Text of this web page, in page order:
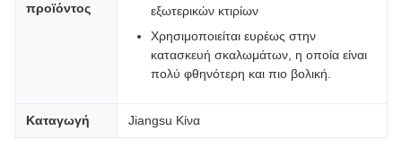
προϊόντος
εξωτερικών κτιρίων
Χρησιμοποιείται ευρέως στην
κατασκευή σκαλωμάτων, η οποία είναι
πολύ φθηνότερη και πιο βολική.
Καταγωγή Jiangsu Κίνα